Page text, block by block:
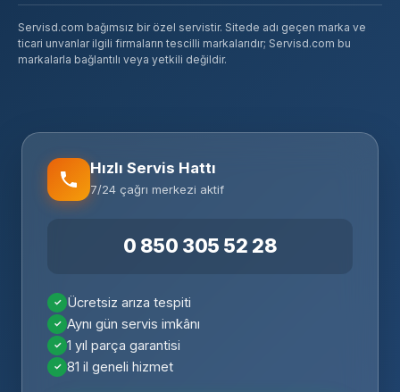
Servisd.com bağımsız bir özel servistir. Sitede adı geçen marka ve
ticari unvanlar ilgili firmaların tescilli markalarıdır; Servisd.com bu
markalarla bağlantılı veya yetkili değildir.
Hızlı Servis Hattı
7/24 çağrı merkezi aktif
0 850 305 52 28
Ücretsiz arıza tespiti
Aynı gün servis imkânı
1 yıl parça garantisi
81 il geneli hizmet